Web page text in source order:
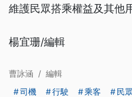
維護民眾搭乘權益及其他
楊宜珊/編輯
曹詠涵 / 編輯
司機
行駛 乘客 民眾